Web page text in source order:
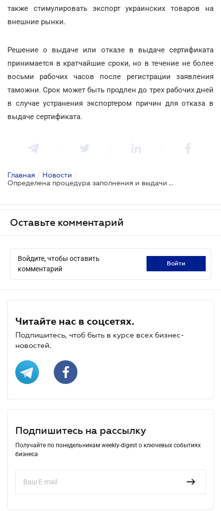
также стимулировать экспорт украинских товаров на
внешние рынки.
Решение о выдаче или отказе в выдаче сертификата
принимается в кратчайшие сроки, но в течение не более
восьми рабочих часов после регистрации заявления
таможни. Срок может быть продлен до трех рабочих дней
в случае устранения экспортером причин для отказа в
выдаче сертификата.
Главная / Новости /
Определена процедура заполнения и выдачи таможней сертификата EUR.1
Оставьте комментарий
Войдите, чтобы оставить
комментарий
войти
Читайте нас в соцсетях.
Подпишитесь, чтоб быть в курсе всех бизнес-
новостей.
Подпишитесь на рассылку
Получайте по понедельникам weekly-digest о ключевых событиях
бизнеса